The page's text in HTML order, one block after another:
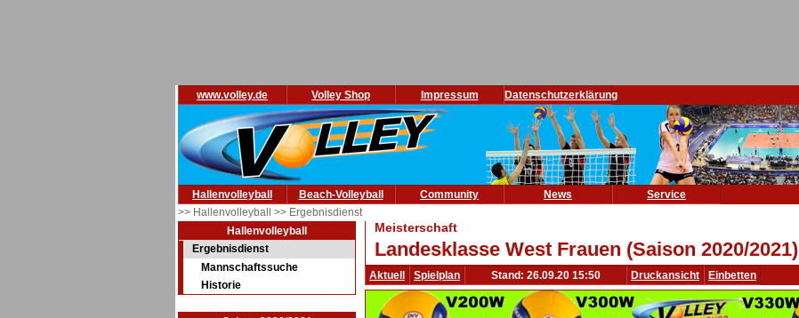
www.volley.de Volley Shop Impressum Datenschutzerklärung
Hallenvolleyball Beach-Volleyball Community News
Service
>> Hallenvolleyball >> Ergebnisdienst
Hallenvolleyball
Ergebnisdienst
Mannschaftssuche
Historie
Meisterschaft
Landesklasse West Frauen (Saison 2020/2021)
Aktuell Spielplan Stand: 26.09.20 15:50 Druckansicht Einbetten